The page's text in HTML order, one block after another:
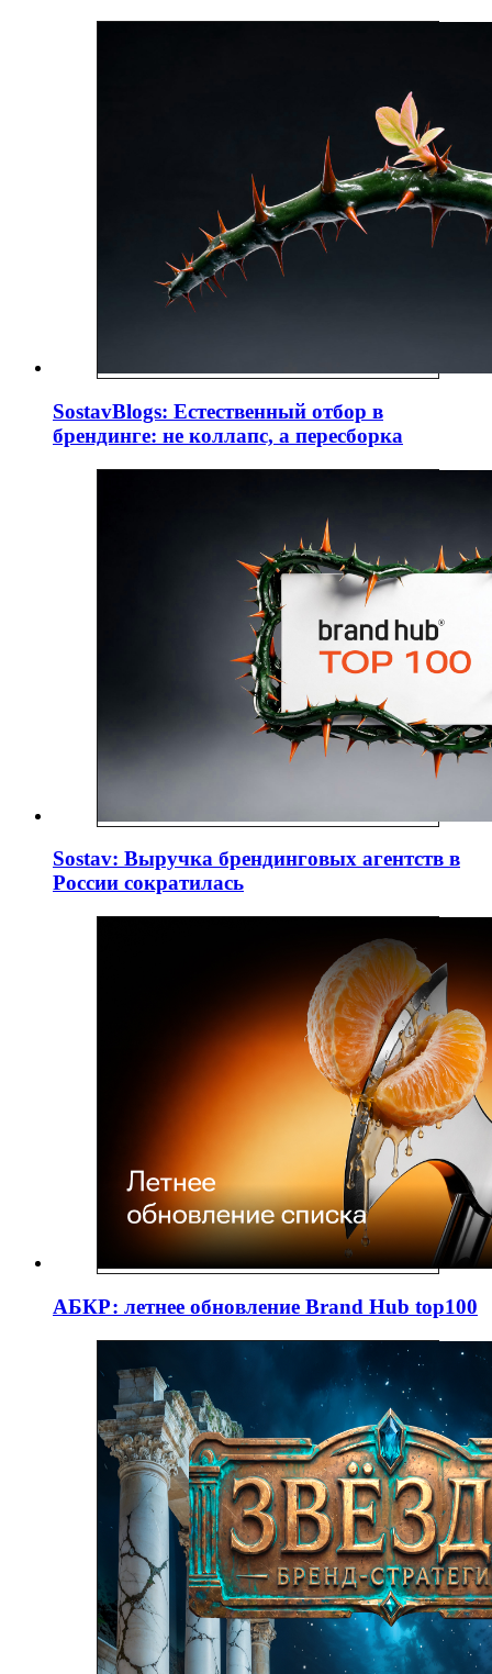
SostavBlogs: Естественный отбор в
брендинге: не коллапс, а пересборка
Sostav: Выручка брендинговых агентств в
России сократилась
АБКР: летнее обновление Brand Hub top100